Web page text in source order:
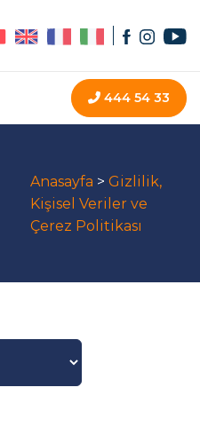
444 54 33
Anasayfa > Gizlilik,
Kişisel Veriler ve
Çerez Politikası